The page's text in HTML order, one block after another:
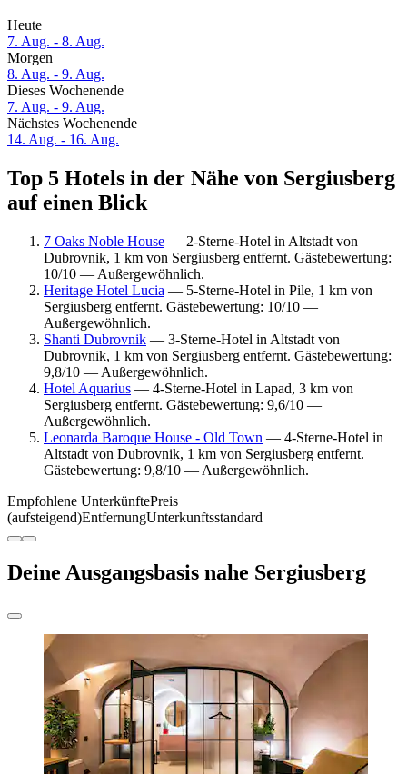
Heute
7. Aug. - 8. Aug.
Morgen
8. Aug. - 9. Aug.
Dieses Wochenende
7. Aug. - 9. Aug.
Nächstes Wochenende
14. Aug. - 16. Aug.
Top 5 Hotels in der Nähe von Sergiusberg
auf einen Blick
7 Oaks Noble House — 2-Sterne-Hotel in Altstadt von
Dubrovnik, 1 km von Sergiusberg entfernt. Gästebewertung:
10/10 — Außergewöhnlich.
Heritage Hotel Lucia — 5-Sterne-Hotel in Pile, 1 km von
Sergiusberg entfernt. Gästebewertung: 10/10 —
Außergewöhnlich.
Shanti Dubrovnik — 3-Sterne-Hotel in Altstadt von
Dubrovnik, 1 km von Sergiusberg entfernt. Gästebewertung:
9,8/10 — Außergewöhnlich.
Hotel Aquarius — 4-Sterne-Hotel in Lapad, 3 km von
Sergiusberg entfernt. Gästebewertung: 9,6/10 —
Außergewöhnlich.
Leonarda Baroque House - Old Town — 4-Sterne-Hotel in
Altstadt von Dubrovnik, 1 km von Sergiusberg entfernt.
Gästebewertung: 9,8/10 — Außergewöhnlich.
Empfohlene UnterkünftePreis
(aufsteigend)EntfernungUnterkunftsstandard
Deine Ausgangsbasis nahe Sergiusberg